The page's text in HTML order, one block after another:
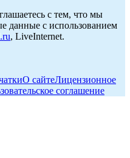
с тем, что мы
данные с использованием
, LiveInternet.
О сайтеЛицензионное
соглашение